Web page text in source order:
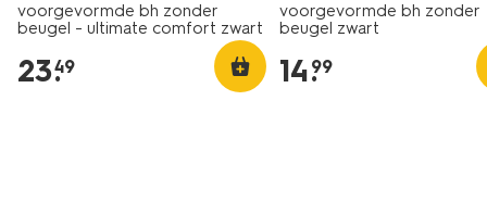
voorgevormde bh zonder
beugel - ultimate comfort zwart
23.
49
voorgevormde bh zonder
beugel zwart
14.
99